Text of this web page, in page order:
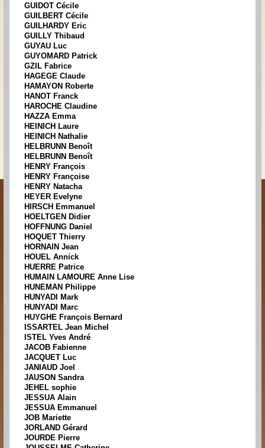
GUIDOT Cécile
GUILBERT Cécile
GUILHARDY Eric
GUILLY Thibaud
GUYAU Luc
GUYOMARD Patrick
GZIL Fabrice
HAGEGE Claude
HAMAYON Roberte
HANOT Franck
HAROCHE Claudine
HAZZA Emma
HEINICH Laure
HEINICH Nathalie
HELBRUNN Benoît
HELBRUNN Benoît
HENRY François
HENRY Françoise
HENRY Natacha
HEYER Evelyne
HIRSCH Emmanuel
HOELTGEN Didier
HOFFNUNG Daniel
HOQUET Thierry
HORNAIN Jean
HOUEL Annick
HUERRE Patrice
HUMAIN LAMOURE Anne Lise
HUNEMAN Philippe
HUNYADI Mark
HUNYADI Marc
HUYGHE François Bernard
ISSARTEL Jean Michel
ISTEL Yves André
JACOB Fabienne
JACQUET Luc
JANIAUD Joel
JAUSON Sandra
JEHEL sophie
JESSUA Alain
JESSUA Emmanuel
JOB Mariette
JORLAND Gérard
JOURDE Pierre